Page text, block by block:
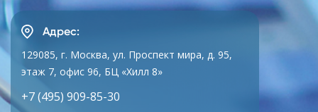
Адрес:
129085, г. Москва, ул. Проспект мира, д. 95,
этаж 7, офис 96, БЦ «Хилл 8»
+7 (495) 909-85-30